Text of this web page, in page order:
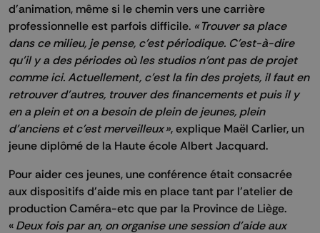
d'animation, même si le chemin vers une carrière
professionnelle est parfois difficile. « Trouver sa place
dans ce milieu, je pense, c'est périodique. C'est-à-dire
qu'il y a des périodes où les studios n'ont pas de projet
comme ici. Actuellement, c'est la fin des projets, il faut en
retrouver d'autres, trouver des financements et puis il y
en a plein et on a besoin de plein de jeunes, plein
d'anciens et c'est merveilleux », explique Maël Carlier, un
jeune diplômé de la Haute école Albert Jacquard.
Pour aider ces jeunes, une conférence était consacrée
aux dispositifs d'aide mis en place tant par l'atelier de
production Caméra-etc que par la Province de Liège.
« Deux fois par an, on organise une session d'aide aux